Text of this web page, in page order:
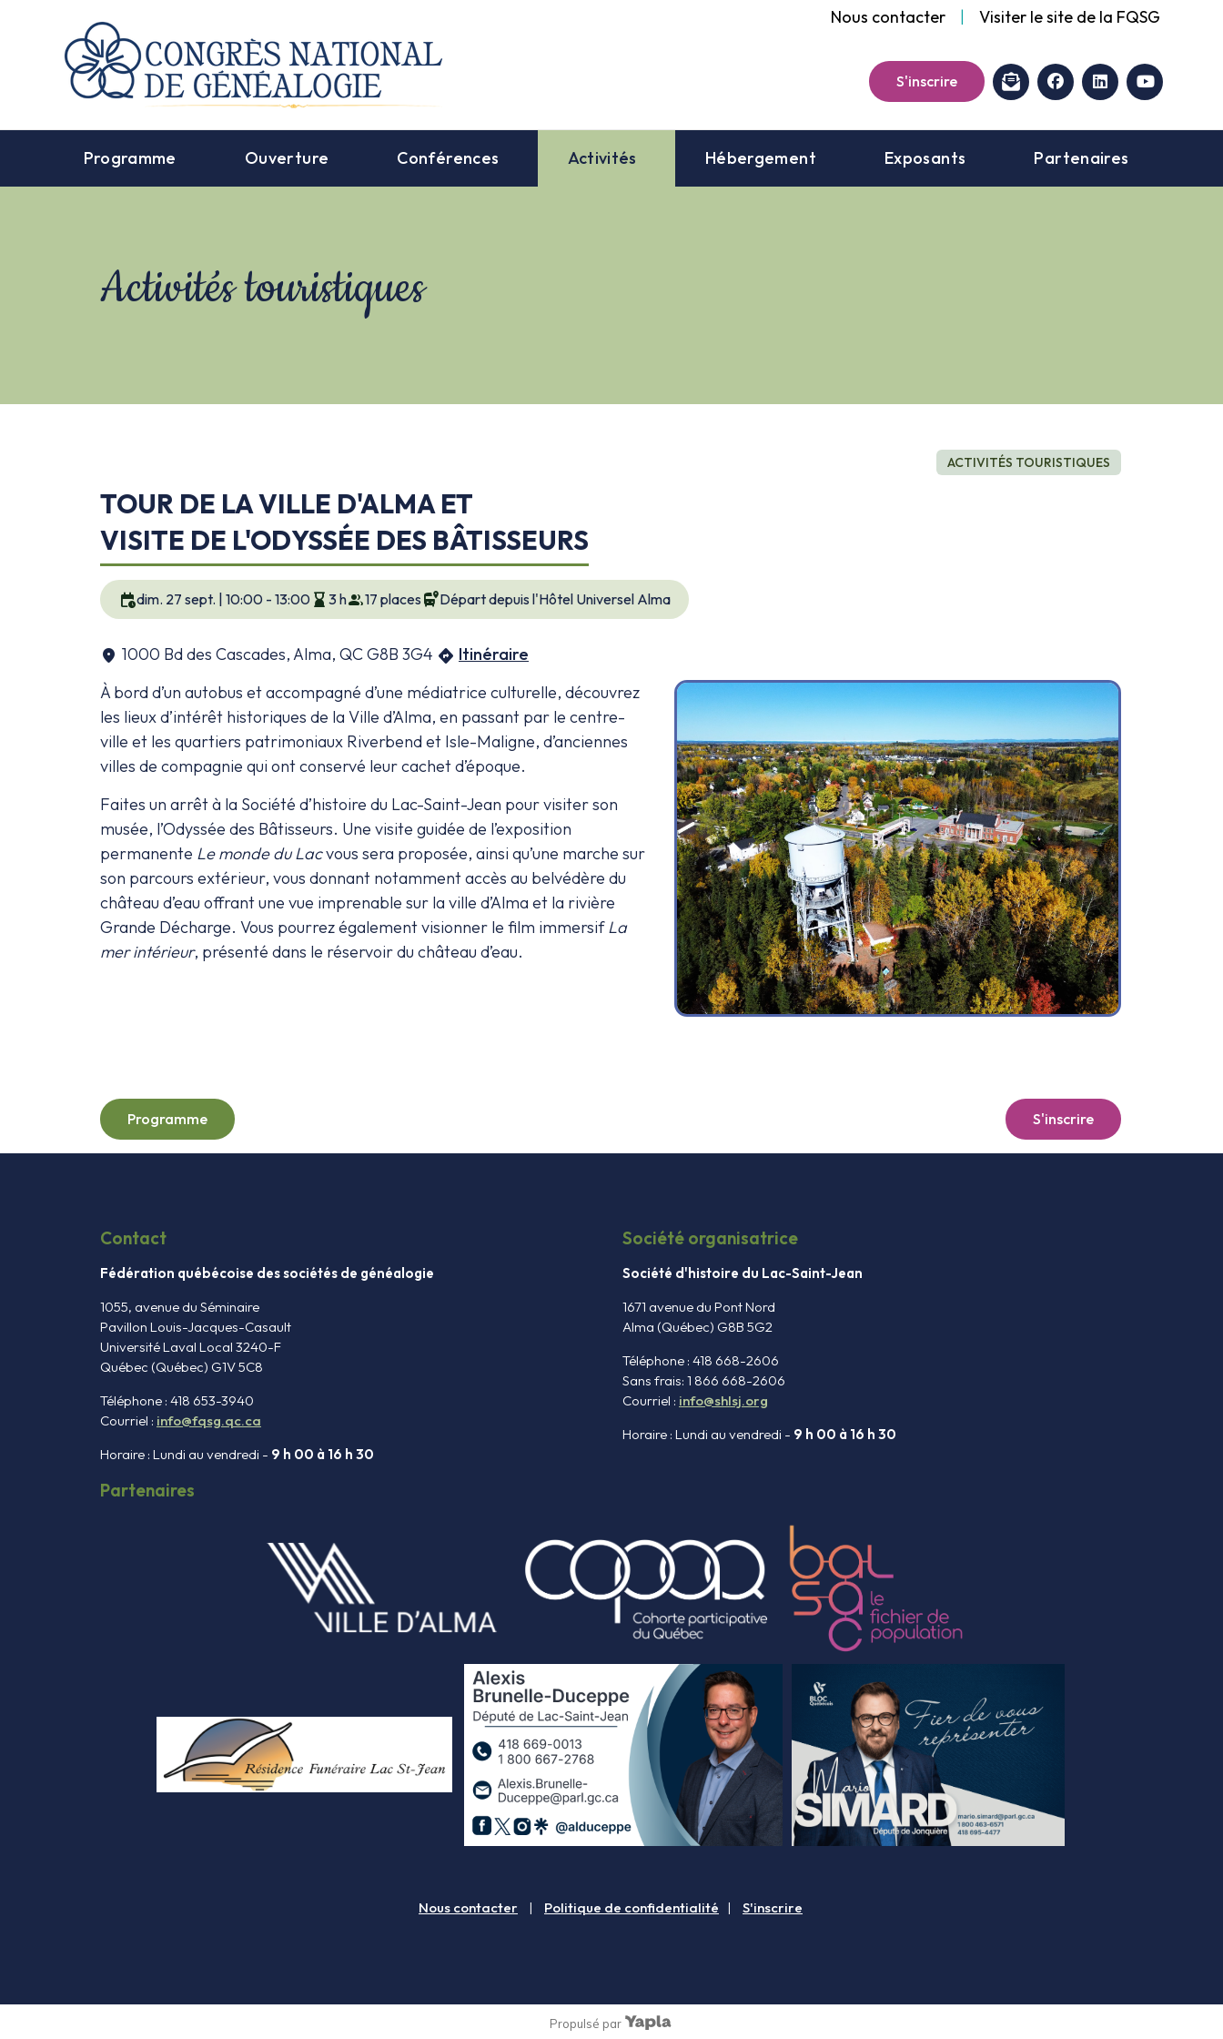
Nous contacter | Visiter le site de la FQSG
S'inscrire facebooklinkedinyoutube
Programme Ouverture Conférences Activités Hébergement Exposants Partenaires
Activités touristiques
TOUR DE LA VILLE D'ALMA ET
VISITE DE L'ODYSSÉE DES BÂTISSEURS
calendar_clockdim. 27 sept. | 10:00 - 13:00 hourglass_bottom 3 hgroup17 places bus_map_pinDépart depuis l'Hôtel Universel Alma
location_on 1000 Bd des Cascades, Alma, QC G8B 3G4 directions Itinéraire
À bord d’un autobus et accompagné d’une médiatrice culturelle, découvrez
les lieux d’intérêt historiques de la Ville d’Alma, en passant par le centre-
ville et les quartiers patrimoniaux Riverbend et Isle-Maligne, d’anciennes
villes de compagnie qui ont conservé leur cachet d’époque.
Faites un arrêt à la Société d’histoire du Lac-Saint-Jean pour visiter son
musée, l’Odyssée des Bâtisseurs. Une visite guidée de l’exposition
permanente Le monde du Lacvous sera proposée, ainsi qu’une marche sur
son parcours extérieur, vous donnant notamment accès au belvédère du
château d’eau offrant une vue imprenable sur la ville d’Alma et la rivière
Grande Décharge. Vous pourrez également visionner le film immersifLa
mer intérieur, présenté dans le réservoir du château d’eau.
ACTIVITÉS TOURISTIQUES
Programme S'inscrire
Contact
Fédération québécoise des sociétés de généalogie
1055, avenue du Séminaire
Pavillon Louis-Jacques-Casault
Université Laval Local 3240-F
Québec (Québec) G1V 5C8
Téléphone : 418 653-3940
Courriel : info@fqsg.qc.ca
Horaire : Lundi au vendredi - 9 h 00 à 16 h 30
Société organisatrice
Société d'histoire du Lac-Saint-Jean
1671 avenue du Pont Nord
Alma (Québec) G8B 5G2
Téléphone : 418 668-2606
Sans frais: 1 866 668-2606
Courriel : info@shlsj.org
Horaire : Lundi au vendredi - 9 h 00 à 16 h 30
Partenaires
Nous contacter | Politique de confidentialité | S'inscrire
Propulsé par